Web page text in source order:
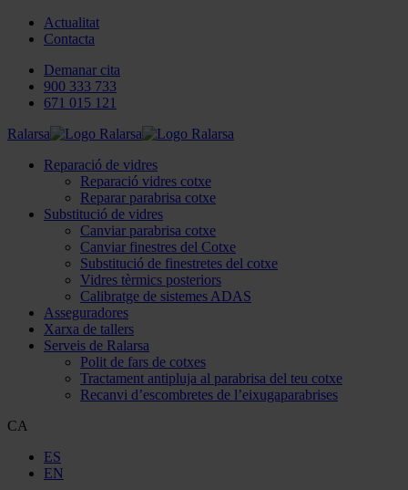
Actualitat
Contacta
Demanar cita
900 333 733
671 015 121
Ralarsa
Reparació de vidres
Reparació vidres cotxe
Reparar parabrisa cotxe
Substitució de vidres
Canviar parabrisa cotxe
Canviar finestres del Cotxe
Substitució de finestretes del cotxe
Vidres tèrmics posteriors
Calibratge de sistemes ADAS
Asseguradores
Xarxa de tallers
Serveis de Ralarsa
Polit de fars de cotxes
Tractament antipluja al parabrisa del teu cotxe
Recanvi d’escombretes de l’eixugaparabrises
CA
ES
EN